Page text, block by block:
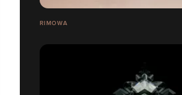
RIMOWA